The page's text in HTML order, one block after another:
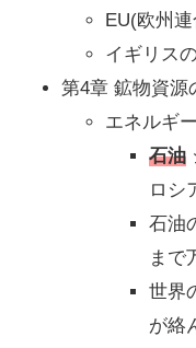
EU(欧州
イギリス
第4章 鉱物資源
エネルギ
石油
ロシ
石油
まで
世界
が絡